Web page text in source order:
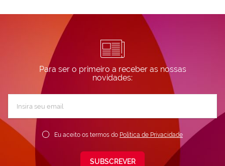
Para ser o primeiro a receber as nossas
novidades:
Newsletter:
Eu aceito os termos do Política de Privacidade
SUBSCREVER